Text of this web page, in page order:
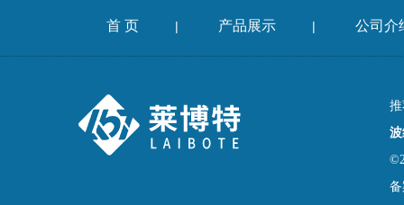
首 页 | 产品展示 | 公司介
备